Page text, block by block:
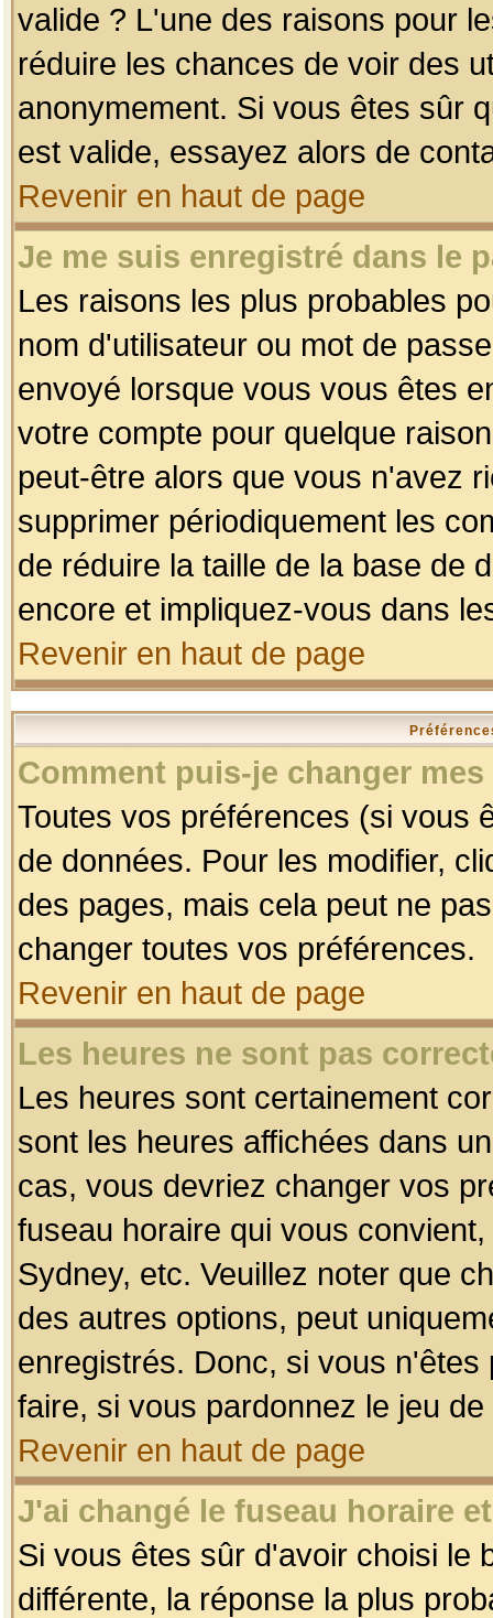
valide ? L'une des raisons pour
réduire les chances de voir des
anonymement. Si vous êtes sûr
est valide, essayez alors de
Revenir en haut de page
Je me suis enregistré dans le
Les raisons les plus probables
nom d'utilisateur ou mot de
envoyé lorsque vous vous êtes
votre compte pour quelque
peut-être alors que vous n'avez
supprimer périodiquement les
de réduire la taille de la base de
encore et impliquez-vous dans
Revenir en haut de page
Comment puis-je changer
Toutes vos préférences (si vous
de données. Pour les modifier,
des pages, mais cela peut ne
changer toutes vos préférences.
Revenir en haut de page
Les heures ne sont pas
Les heures sont certainement
sont les heures affichées dans
cas, vous devriez changer vos
fuseau horaire qui vous
Sydney, etc. Veuillez noter que
des autres options, peut
enregistrés. Donc, si vous
faire, si vous pardonnez le jeu
Revenir en haut de page
J'ai changé le fuseau horaire
Si vous êtes sûr d'avoir choisi le
différente, la réponse la plus